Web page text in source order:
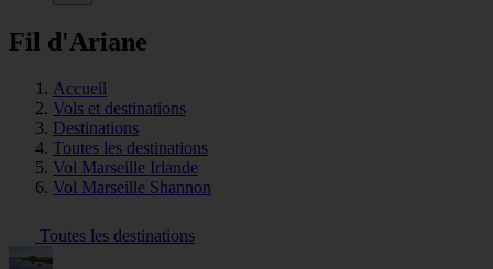
Fil d'Ariane
Accueil
Vols et destinations
Destinations
Toutes les destinations
Vol Marseille Irlande
Vol Marseille Shannon
Toutes les destinations